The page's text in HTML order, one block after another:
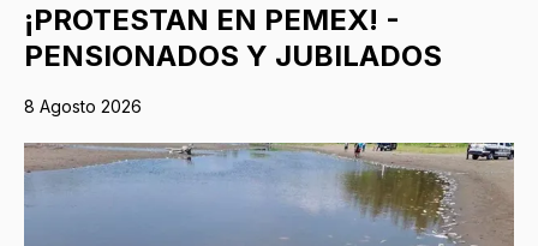
¡PROTESTAN EN PEMEX! -
PENSIONADOS Y JUBILADOS
8 Agosto 2026